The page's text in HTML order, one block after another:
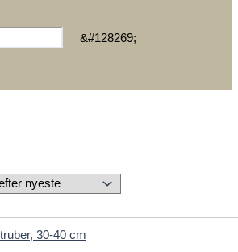
&#128269;